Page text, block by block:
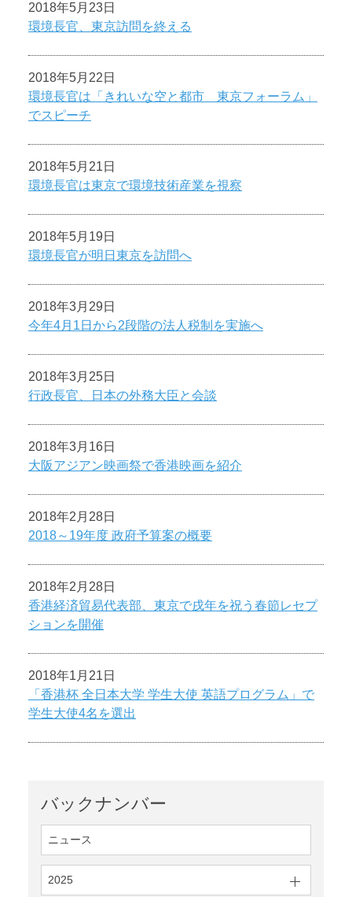
バックナンバー
ニュース
2025
2018年5月23日
環境長官、東京訪問を終える
2018年5月22日
環境長官は「きれいな空と都市 東京フォーラム」
でスピーチ
2018年5月21日
環境長官は東京で環境技術産業を視察
2018年5月19日
環境長官が明日東京を訪問へ
2018年3月29日
今年4月1日から2段階の法人税制を実施へ
2018年3月25日
行政長官、日本の外務大臣と会談
2018年3月16日
大阪アジアン映画祭で香港映画を紹介
2018年2月28日
2018～19年度 政府予算案の概要
2018年2月28日
香港経済貿易代表部、東京で戌年を祝う春節レセプ
ションを開催
2018年1月21日
「香港杯 全日本大学 学生大使 英語プログラム」で
学生大使4名を選出